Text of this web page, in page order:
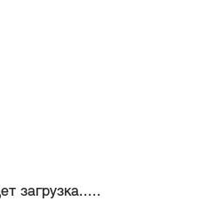
загрузка.....